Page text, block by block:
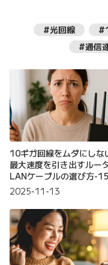
#光回線
#通信
10ギガ回線をムダにしな
最大速度を引き出すルー
LANケーブルの選び方-15
2025-11-13